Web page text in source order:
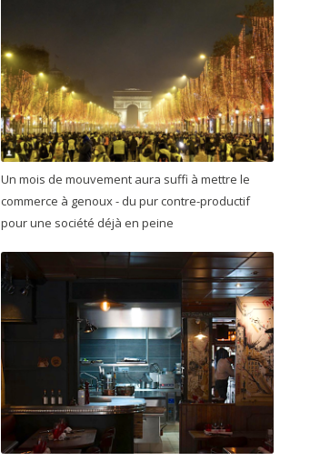
Un mois de mouvement aura suffi à mettre le
commerce à genoux - du pur contre-productif
pour une société déjà en peine